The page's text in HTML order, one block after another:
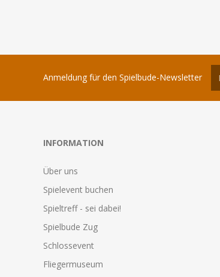
Anmeldung für den Spielbude-Newsletter
INFORMATION
Über uns
Spielevent buchen
Spieltreff - sei dabei!
Spielbude Zug
Schlossevent
Fliegermuseum